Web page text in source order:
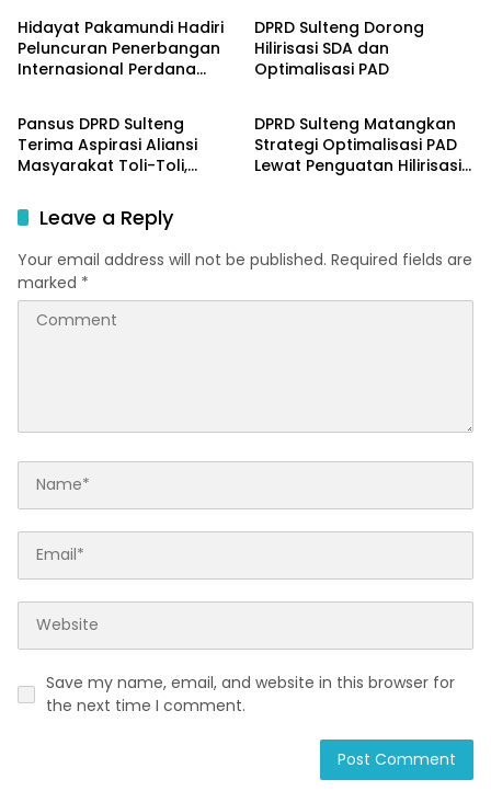
Hidayat Pakamundi Hadiri
Peluncuran Penerbangan
Internasional Perdana
DPRD Sulteng Dorong
Hilirisasi SDA dan
Optimalisasi PAD
Parlementeria
Pansus DPRD Sulteng
Terima Aspirasi Aliansi
Masyarakat Toli-Toli,
Sorotan
Parlementeria
DPRD Sulteng Matangkan
Strategi Optimalisasi PAD
Lewat Penguatan Hilirisasi
Leave a Reply
Your email address will not be published. Required fields are
marked *
Save my name, email, and website in this browser for
the next time I comment.